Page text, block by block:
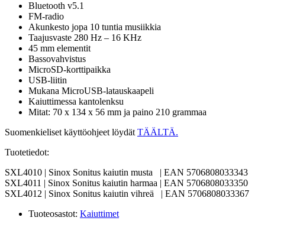
Bluetooth v5.1
FM-radio
Akunkesto jopa 10 tuntia musiikkia
Taajusvaste 280 Hz – 16 KHz
45 mm elementit
Bassovahvistus
MicroSD-korttipaikka
USB-liitin
Mukana MicroUSB-latauskaapeli
Kaiuttimessa kantolenksu
Mitat: 70 x 134 x 56 mm ja paino 210 grammaa
Suomenkieliset käyttöohjeet löydät TÄÄLTÄ.
Tuotetiedot:
SXL4010 | Sinox Sonitus kaiutin musta | EAN 5706808033343
SXL4011 | Sinox Sonitus kaiutin harmaa | EAN 5706808033350
SXL4012 | Sinox Sonitus kaiutin vihreä | EAN 5706808033367
Tuoteosastot: Kaiuttimet